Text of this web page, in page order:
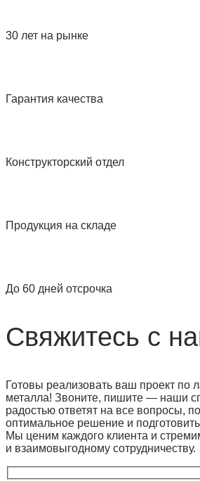
30 лет на рынке
Гарантия качества
Конструкторский отдел
Продукция на складе
До 60 дней отсрочка
Свяжитесь с
Готовы реализовать ваш проект по
металла! Звоните, пишите — наши
радостью ответят на все вопросы,
оптимальное решение и
Мы ценим каждого клиента и
и взаимовыгодному сотрудничеству.